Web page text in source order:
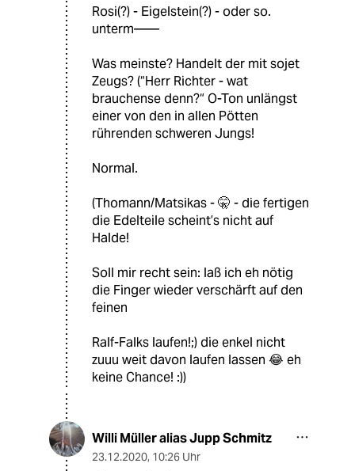
Rosi(?) - Eigelstein(?) - oder so.
unterm——
Was meinste? Handelt der mit sojet
Zeugs? (“Herr Richter - wat
brauchense denn?“ O-Ton unlängst
einer von den in allen Pötten
rührenden schweren Jungs!
Normal.
(Thomann/Matsikas - 🤫 - die fertigen
die Edelteile scheint’s nicht auf
Halde!
Soll mir recht sein: laß ich eh nötig
die Finger wieder verschärft auf den
feinen
Ralf-Falks laufen!;) die enkel nicht
zuuu weit davon laufen lassen 😂 eh
keine Chance! :))
Willi Müller alias Jupp Schmitz
23.12.2020, 10:26 Uhr